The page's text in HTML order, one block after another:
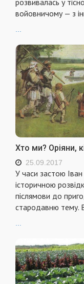
розвивалась у
войовничому — з
...
Хто ми? Оріяни,
25.09.2017
У часи застою
історичною
післямови до
стародавню тему.